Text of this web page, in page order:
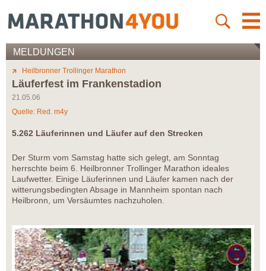
MELDUNGEN
Heilbronner Trollinger Marathon
Läuferfest im Frankenstadion
21.05.06
Quelle: Red. m4y
5.262 Läuferinnen und Läufer auf den Strecken
Der Sturm vom Samstag hatte sich gelegt, am Sonntag
herrschte beim 6. Heilbronner Trollinger Marathon ideales
Laufwetter. Einige Läuferinnen und Läufer kamen nach der
witterungsbedingten Absage in Mannheim spontan nach
Heilbronn, um Versäumtes nachzuholen.